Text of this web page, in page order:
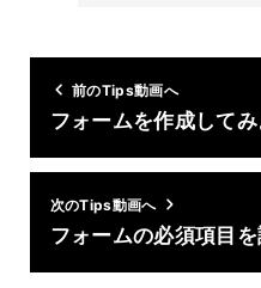
前のTips動画へ
フォームを作成してみ
次のTips動画へ
フォームの必須項目を